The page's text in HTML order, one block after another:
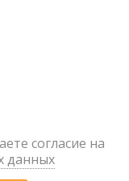
согласие на
данных